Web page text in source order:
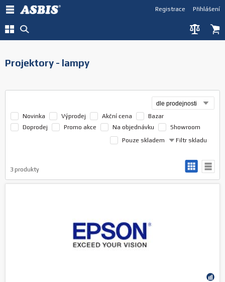
Přihlášení
Registrace
Projektory - lampy
Novinka Výprodej Akční cena
Bazar
Doprodej
Promo akce Na objednávku
Showroom
Filtr skladu
Pouze skladem
3 produkty